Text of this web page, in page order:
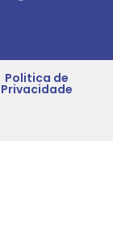
Politica de
Privacidade